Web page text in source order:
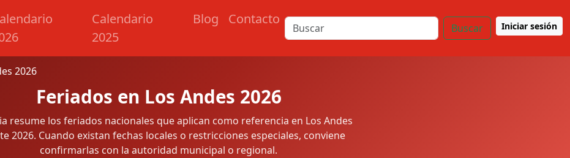
Calendario
2025
Blog Contacto
Buscar Iniciar sesión
2026
Feriados en Los Andes 2026
resume los feriados nacionales que aplican como referencia en Los Andes
2026. Cuando existan fechas locales o restricciones especiales, conviene
confirmarlas con la autoridad municipal o regional.